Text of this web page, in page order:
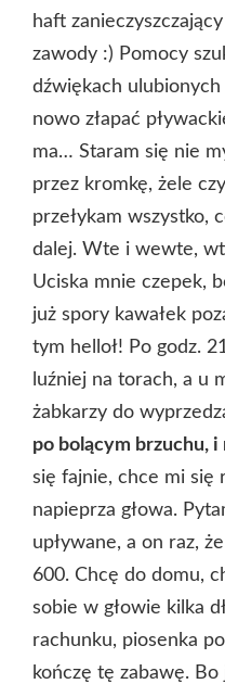
haft
zawody :) Pomocy
dźwiękach
nowo złapać
ma… Staram się nie
przez kromkę, żele
przełykam wszystko,
dalej. Wte i wewte,
Uciska mnie czepek,
już spory kawałek
tym helloł! Po godz.
luźniej na torach, a u
żabkarzy do
po bolącym brzuchu, i
się fajnie, chce mi się
napieprza głowa.
upływane, a on raz,
600. Chcę do domu,
sobie w głowie kilka
rachunku, piosenka
kończę tę zabawę. Bo